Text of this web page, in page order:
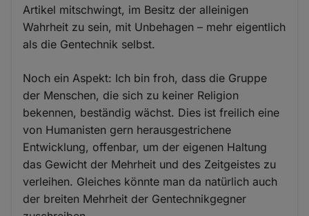
Artikel mitschwingt, im Besitz der alleinigen
Wahrheit zu sein, mit Unbehagen – mehr eigentlich
als die Gentechnik selbst.
Noch ein Aspekt: Ich bin froh, dass die Gruppe
der Menschen, die sich zu keiner Religion
bekennen, beständig wächst. Dies ist freilich eine
von Humanisten gern herausgestrichene
Entwicklung, offenbar, um der eigenen Haltung
das Gewicht der Mehrheit und des Zeitgeistes zu
verleihen. Gleiches könnte man da natürlich auch
der breiten Mehrheit der Gentechnikgegner